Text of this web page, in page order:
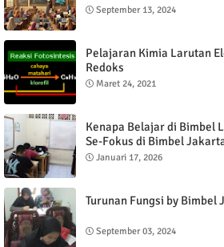
September 13, 2024
Pelajaran Kimia Larutan
Redoks
Maret 24, 2021
Kenapa Belajar di Bimbel
Se-Fokus di Bimbel
Januari 17, 2026
Turunan Fungsi by Bimbel
September 03, 2024